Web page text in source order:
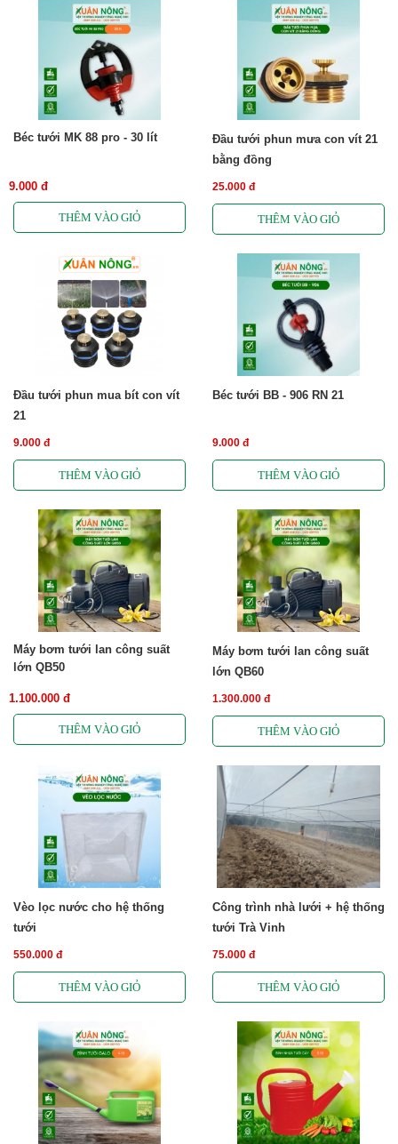
Béc tưới MK 88 pro - 30 lít
9.000 đ
Đầu tưới phun mưa con vít 21
bằng đồng
25.000 đ
Đầu tưới phun mua bít con vít
21
9.000 đ
Béc tưới BB - 906 RN 21
9.000 đ
Máy bơm tưới lan công suất
lớn QB50
1.100.000 đ
Máy bơm tưới lan công suất
lớn QB60
1.300.000 đ
Vèo lọc nước cho hệ thống
tưới
550.000 đ
Công trình nhà lưới + hệ thống
tưới Trà Vinh
75.000 đ